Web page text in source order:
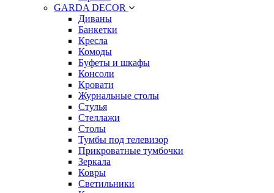
GARDA DECOR
Диваны
Банкетки
Кресла
Комоды
Буфеты и шкафы
Консоли
Кровати
Журнальные столы
Стулья
Стеллажи
Столы
Тумбы под телевизор
Прикроватные тумбочки
Зеркала
Ковры
Светильники